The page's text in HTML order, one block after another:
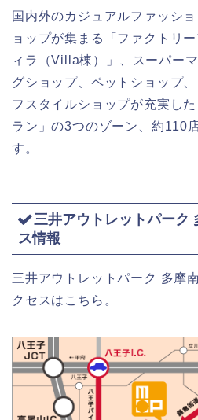
国内外のカジュアルファッシ
ョップが集まる「ファクトリ
ィラ（Villa棟）」、スーパー
グショップ、ペットショップ
フスタイルショップが充実し
ラン」の3つのゾーン、約110
す。
三井アウトレットパーク
ス情報
三井アウトレットパーク 多摩
クセスはこちら。